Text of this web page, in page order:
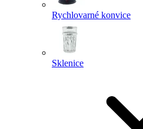
Rychlovarné konvice
Sklenice